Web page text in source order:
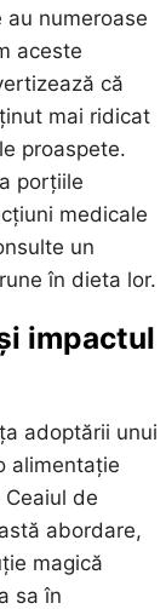
au numeroase
aceste
că
mai ridicat
proaspete.
porțiile
medicale
un
în dieta lor.
impactul
adoptării unui
alimentație
de
abordare,
magică
sa în